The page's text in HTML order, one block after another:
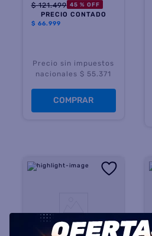
$ 121.499 45 % OFF
PRECIO CONTADO
$ 66.999
Precio sin impuestos
nacionales $ 55.371
COMPRAR